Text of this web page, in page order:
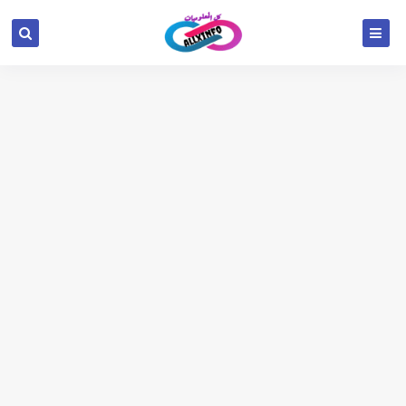
google.com, pub-6654709521456670, DIRECT,
f08c47fec0942fa0